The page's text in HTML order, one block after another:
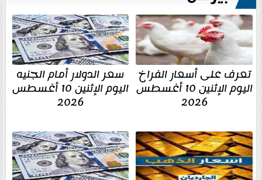
تعرف على أسعار الفراخ
اليوم الإثنين 10 أغسطس
2026
سعر الدولار أمام الجنيه
اليوم الإثنين 10 أغسطس
2026